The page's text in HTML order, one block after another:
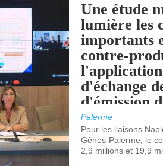
Une étude
lumière les
importants
contre-
d'échange
d'émission
(SEQE-UE)
maritimes
occidentale.
Palerme
Pour les liaisons
Gênes-Palerme, le
2,9 millions et 19,9